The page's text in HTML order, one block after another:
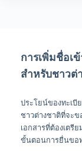
การเพิ่มชื่อเ
สำหรับชาวต่
ประโยน์ของทะเบี
ชาวต่างชาติที่จะข
เอกสารที่ต้องเตรี
ขั้นตอนการยื่นขอ